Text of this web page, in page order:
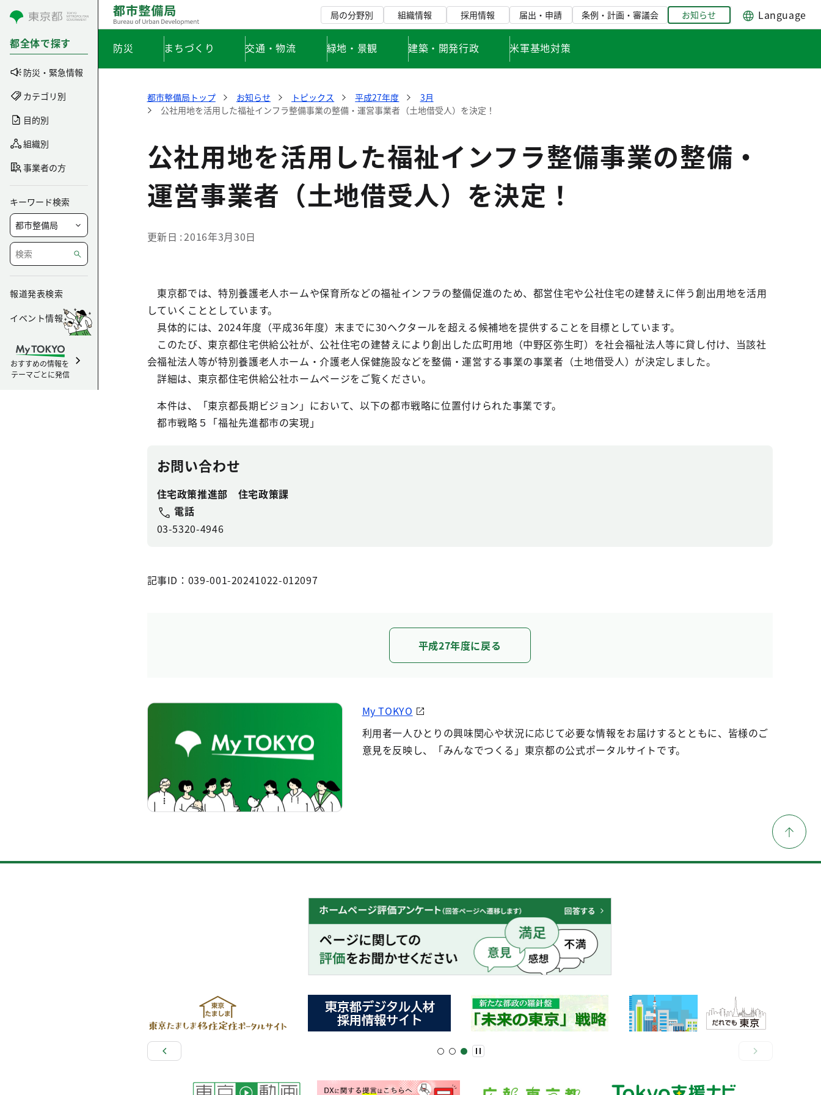
コンテンツにスキップ
都全体で探す
防災・緊急情報
カテゴリ別
目的別
組織別
事業者の方
キーワード検索
報道発表検索
イベント情報
おすすめの情報を
テーマごとに発信
局の分野別 組織情報 採用情報 届出・申請 条例・計画・審議会 お知らせ Language
防災 まちづくり 交通・物流 緑地・景観 建築・開発行政 米軍基地対策
都市整備局トップ お知らせ トピックス 平成27年度
3月
公社用地を活用した福祉インフラ整備事業の整備・運営事業者（土地借受人）を決定！
公社用地を活用した福祉インフラ整備事業の整備・
運営事業者（土地借受人）を決定！
更新日 2016年3月30日
東京都では、特別養護老人ホームや保育所などの福祉インフラの整備促進のため、都営住宅や公社住宅の建替えに伴う創出用地を活用
していくこととしています。
具体的には、2024年度（平成36年度）末までに30ヘクタールを超える候補地を提供することを目標としています。
このたび、東京都住宅供給公社が、公社住宅の建替えにより創出した広町用地（中野区弥生町）を社会福祉法人等に貸し付け、当該社
会福祉法人等が特別養護老人ホーム・介護老人保健施設などを整備・運営する事業の事業者（土地借受人）が決定しました。
詳細は、東京都住宅供給公社ホームページをご覧ください。
本件は、「東京都長期ビジョン」において、以下の都市戦略に位置付けられた事業です。
都市戦略５「福祉先進都市の実現」
お問い合わせ
住宅政策推進部 住宅政策課
電話
03-5320-4946
記事ID：039-001-20241022-012097
平成27年度に戻る
My TOKYO
利用者一人ひとりの興味関心や状況に応じて必要な情報をお届けするとともに、皆様のご
意見を反映し、「みんなでつくる」東京都の公式ポータルサイトです。